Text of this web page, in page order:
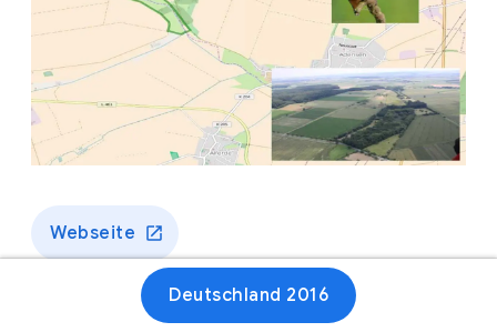
Webseite
Deutschland 2016